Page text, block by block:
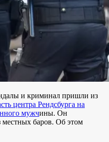
и криминал пришли из
центра Рендсбурга на
мужчины. Он
местных баров. Об этом